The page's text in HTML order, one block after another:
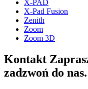
X-PAD
X-Pad Fusion
Zenith
Zoom
Zoom 3D
Kontakt
zadzwoń do nas.